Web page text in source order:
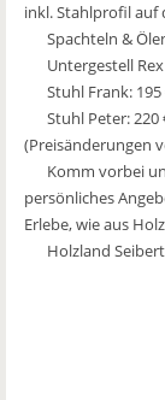
inkl. Stahlprofil auf
Spachteln &
Untergestell
Stuhl Frank:
Stuhl Peter: 220
(Preisänderungen
Komm vorbei
persönliches
Erlebe, wie aus
Holzland